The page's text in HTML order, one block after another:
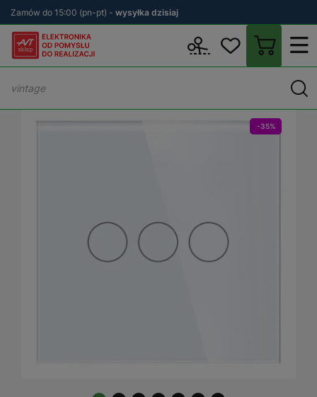
Zamów do 15:00 (pn-pt) - wysyłka dzisiaj
Osprzęt elektryczny i
-35%